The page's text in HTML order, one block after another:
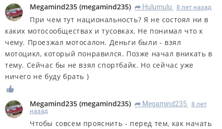
Megamind235 (megamind235) R Hulumulu 8 лет назад
При чем тут национальность? Я не состоял ни в
каких мотосообществах и тусовках. Не понимал что к
чему. Проезжал мотосалон. Деньги были - взял
мотоцикл, который понравился. Позже начал вникать в
тему. Сейчас бы не взял спортбайк. Но сейчас уже
ничего не буду брать )
Megamind235 (megamind235) R Megamind235 8 лет
назад
Чтобы совсем прояснить - перед тем, как начать